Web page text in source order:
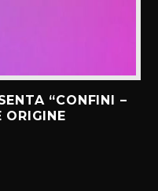
“CONFINI –
ORIGINE